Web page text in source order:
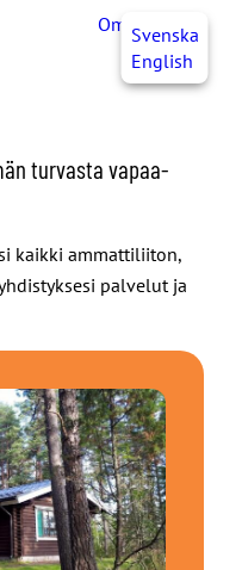
OmaJHLSvenska
English
turvasta vapaa-
kaikki ammattiliiton,
palvelut ja